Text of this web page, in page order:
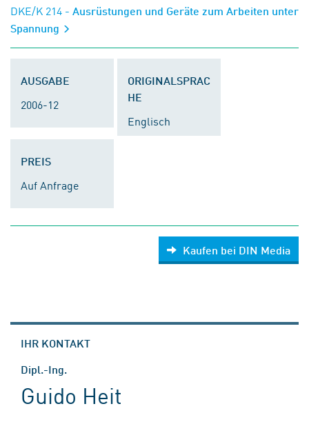
DKE/K 214 - Ausrüstungen und Geräte zum Arbeiten unter
Spannung
AUSGABE
2006-12
ORIGINALSPRAC
HE
Englisch
PREIS
Auf Anfrage
Kaufen bei DIN Media
IHR KONTAKT
Dipl.-Ing.
Guido Heit